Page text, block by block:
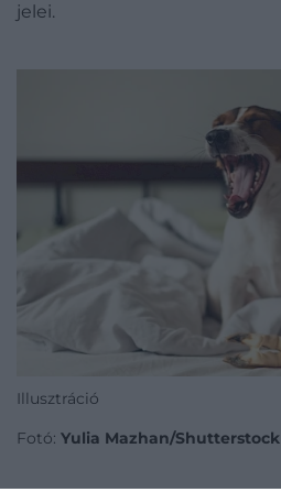
jelei.
Illusztráció
Fotó: Yulia Mazhan/Shutterstock